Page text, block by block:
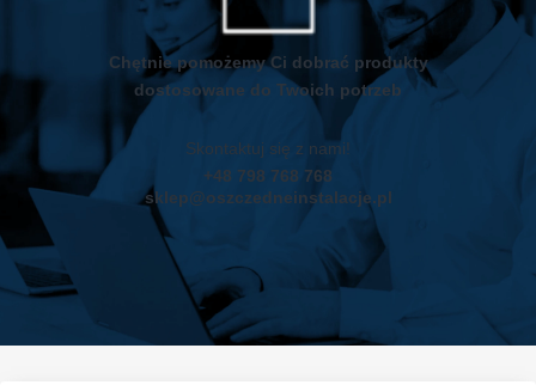
Chętnie pomożemy Ci dobrać produkty
dostosowane do Twoich potrzeb
Skontaktuj się z nami!
+48 798 768 768
sklep@oszczedneinstalacje.pl